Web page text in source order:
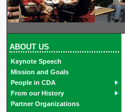
ABOUT US
Keynote Speech
Mission and Goals
People in CDA
From our History
Partner Organizations